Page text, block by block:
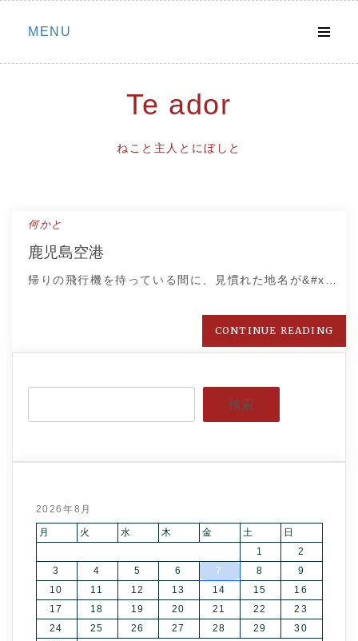
Skip
MENU
Te ador
ねこと主人とにぼしと
何かと
鹿児島空港
帰りの飛行機を待っている間に、見慣れた地名が&#x…
CONTINUE READING
検索
2026年8月
月 火 水 木 金 土
日
1
2
3
4 5 6 7 8
9
10
11 12 13 14 15
16
17
18 19 20 21 22
23
24
25 26 27 28 29
30